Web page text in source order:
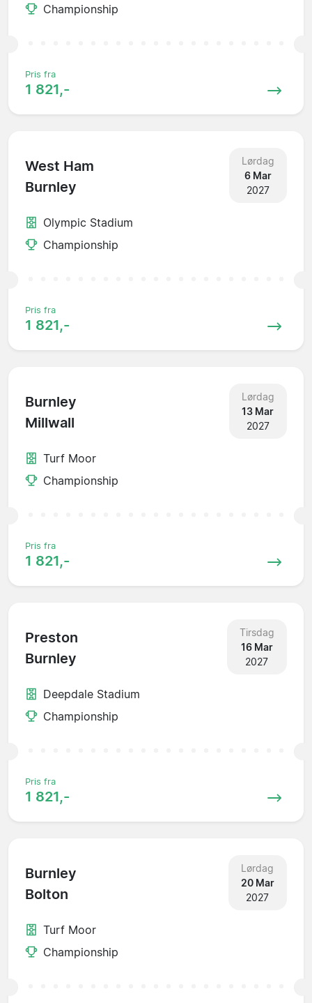
Championship
Pris fra
1 821,-
West Ham
Burnley
Lørdag
6 Mar
2027
Olympic Stadium
Championship
Pris fra
1 821,-
Burnley
Millwall
Lørdag
13 Mar
2027
Turf Moor
Championship
Pris fra
1 821,-
Preston
Burnley
Tirsdag
16 Mar
2027
Deepdale Stadium
Championship
Pris fra
1 821,-
Burnley
Bolton
Lørdag
20 Mar
2027
Turf Moor
Championship